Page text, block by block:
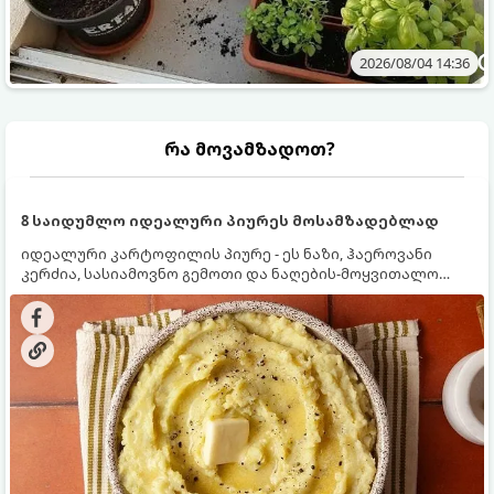
2026/08/04 14:36
რა მოვამზადოთ?
8 საიდუმლო იდეალური პიურეს მოსამზადებლად
იდეალური კარტოფილის პიურე - ეს ნაზი, ჰაეროვანი
კერძია, სასიამოვნო გემოთი და ნაღების-მოყვითალო
ფერით. მისი მომზადება ძალიან მარტივია, მაგრამ
არსებობს რამდენიმე საიდუმლო, რომლებიც უნდა
იცოდეთ, რომ პიურე იდეალურად გემრიელი გამოვიდეს.